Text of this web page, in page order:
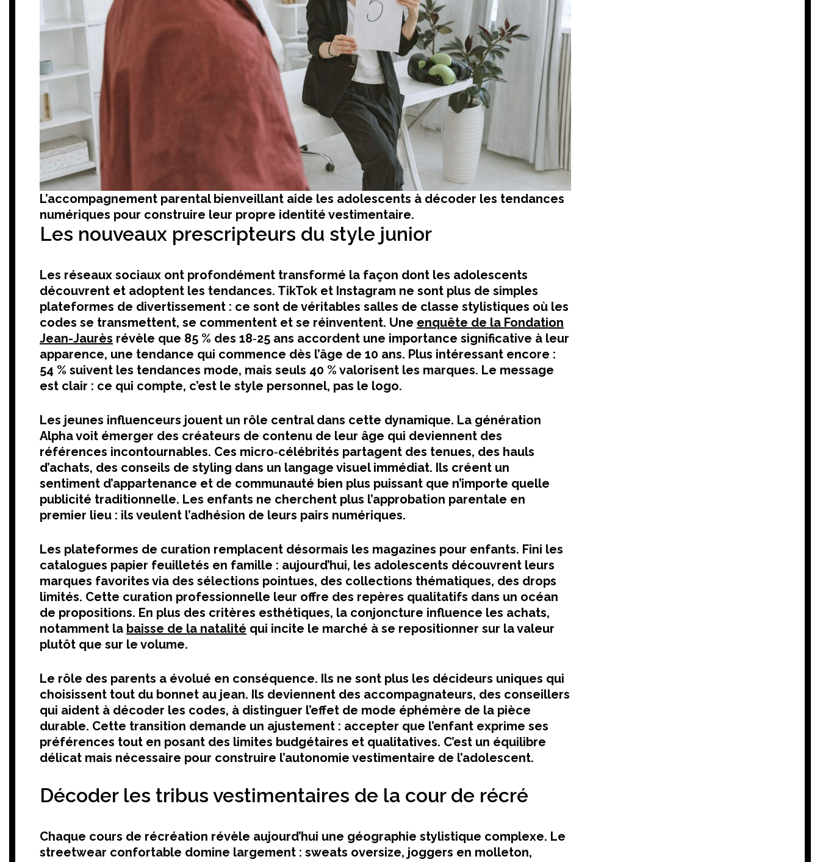
L’accompagnement parental bienveillant aide les adolescents à décoder les tendances
numériques pour construire leur propre identité vestimentaire.
Les nouveaux prescripteurs du style junior
Les réseaux sociaux ont profondément transformé la façon dont les adolescents
découvrent et adoptent les tendances. TikTok et Instagram ne sont plus de simples
plateformes de divertissement : ce sont de véritables salles de classe stylistiques où les
codes se transmettent, se commentent et se réinventent. Une enquête de la Fondation
Jean-Jaurès révèle que 85 % des 18‑25 ans accordent une importance significative à leur
apparence, une tendance qui commence dès l’âge de 10 ans. Plus intéressant encore :
54 % suivent les tendances mode, mais seuls 40 % valorisent les marques. Le message
est clair : ce qui compte, c’est le style personnel, pas le logo.
Les jeunes influenceurs jouent un rôle central dans cette dynamique. La génération
Alpha voit émerger des créateurs de contenu de leur âge qui deviennent des
références incontournables. Ces micro‑célébrités partagent des tenues, des hauls
d’achats, des conseils de styling dans un langage visuel immédiat. Ils créent un
sentiment d’appartenance et de communauté bien plus puissant que n’importe quelle
publicité traditionnelle. Les enfants ne cherchent plus l’approbation parentale en
premier lieu : ils veulent l’adhésion de leurs pairs numériques.
Les plateformes de curation remplacent désormais les magazines pour enfants. Fini les
catalogues papier feuilletés en famille : aujourd’hui, les adolescents découvrent leurs
marques favorites via des sélections pointues, des collections thématiques, des drops
limités. Cette curation professionnelle leur offre des repères qualitatifs dans un océan
de propositions. En plus des critères esthétiques, la conjoncture influence les achats,
notamment la baisse de la natalité qui incite le marché à se repositionner sur la valeur
plutôt que sur le volume.
Le rôle des parents a évolué en conséquence. Ils ne sont plus les décideurs uniques qui
choisissent tout du bonnet au jean. Ils deviennent des accompagnateurs, des conseillers
qui aident à décoder les codes, à distinguer l’effet de mode éphémère de la pièce
durable. Cette transition demande un ajustement : accepter que l’enfant exprime ses
préférences tout en posant des limites budgétaires et qualitatives. C’est un équilibre
délicat mais nécessaire pour construire l’autonomie vestimentaire de l’adolescent.
Décoder les tribus vestimentaires de la cour de récré
Chaque cours de récréation révèle aujourd’hui une géographie stylistique complexe. Le
streetwear confortable domine largement : sweats oversize, joggers en molleton,